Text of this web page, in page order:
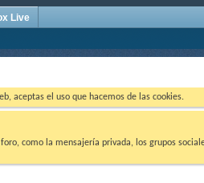
Live
aceptas el uso que hacemos de las cookies.
como la mensajería privada, los grupos